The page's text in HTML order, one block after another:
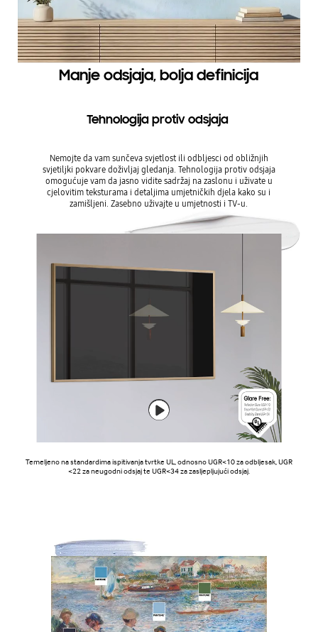
Manje odsjaja, bolja definicija
Tehnologija protiv odsjaja
Nemojte da vam sunčeva svjetlost ili odbljesci od obližnjih
svjetiljki pokvare doživljaj gledanja. Tehnologija protiv odsjaja
omogućuje vam da jasno vidite sadržaj na zaslonu i uživate u
cjelovitim teksturama i detaljima umjetničkih djela kako su i
zamišljeni. Zasebno uživajte u umjetnosti i TV-u.
Temeljeno na standardima ispitivanja tvrtke UL, odnosno UGR<10 za odbljesak, UGR
<22 za neugodni odsjaj te UGR<34 za zasljepljujući odsjaj.